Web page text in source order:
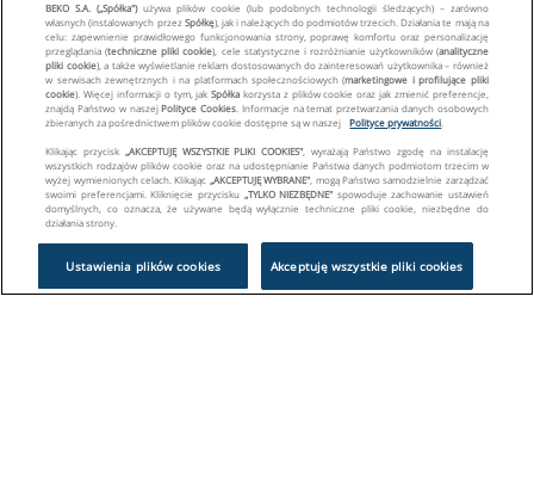
BEKO S.A. („Spółka")używa plików cookie (lub podobnych technologii śledzących) – zarówno
własnych (instalowanych przezSpółkę), jak i należących do podmiotów trzecich. Działania te mają na
celu: zapewnienie prawidłowego funkcjonowania strony, poprawę komfortu oraz personalizację
przeglądania (techniczne pliki cookie), cele statystyczne i rozróżnianie użytkowników (analityczne
pliki cookie), a także wyświetlanie reklam dostosowanych do zainteresowań użytkownika – również
w serwisach zewnętrznych i na platformach społecznościowych (marketingowe i profilujące pliki
cookie). Więcej informacji o tym, jakSpółka korzysta z plików cookie oraz jak zmienić preferencje,
znajdą Państwo w naszejPolityce Cookies . Informacje na temat przetwarzania danych osobowych
zbieranych za pośrednictwem plików cookie dostępne są w naszej
Polityce prywatności
Klikając przycisk „AKCEPTUJĘ WSZYSTKIE PLIKI COOKIES" , wyrażają Państwo zgodę na instalację
wszystkich rodzajów plików cookie oraz na udostępnianie Państwa danych podmiotom trzecim w
wyżej wymienionych celach. Klikając „AKCEPTUJĘ WYBRANE" , mogą Państwo samodzielnie zarządzać
swoimi preferencjami. Kliknięcie przycisku „TYLKO NIEZBĘDNE" spowoduje zachowanie ustawień
domyślnych, co oznacza, że używane będą wyłącznie techniczne pliki cookie, niezbędne do
działania strony.
Ustawienia plików cookies Akceptuję wszystkie pliki cookies